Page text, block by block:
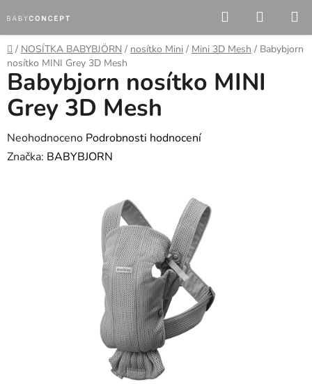
na
obsah
Hledat
KOŠÍK
Domů
/ NOSÍTKA BABYBJÖRN / nosítko Mini / Mini 3D Mesh / Babybjorn
nosítko MINI Grey 3D Mesh
Babybjorn nosítko MINI
Grey 3D Mesh
Průměrné
hodnocení
Neohodnoceno Podrobnosti hodnocení
Značka: BABYBJORN